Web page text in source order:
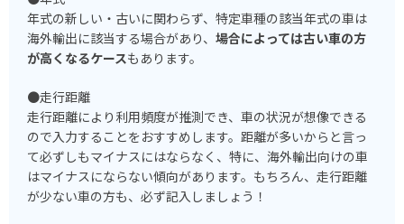
年式の新しい・古いに関わらず、特定車種の該当年式の車は
海外輸出に該当する場合があり、 場合によっては古い車の方
が高くなるケースもあります。
●走行距離
走行距離により利用頻度が推測でき、車の状況が想像できる
ので入力することをおすすめします。距離が多いからと言っ
て必ずしもマイナスにはならなく、特に、海外輸出向けの車
はマイナスにならない傾向があります。もちろん、走行距離
が少ない車の方も、必ず記入しましょう！